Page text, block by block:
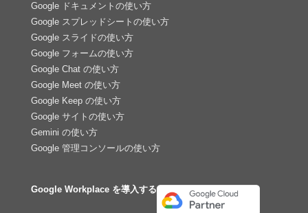
Google ドキュメントの使い方
Google スプレッドシートの使い方
Google スライドの使い方
Google フォームの使い方
Google Chat の使い方
Google Meet の使い方
Google Keep の使い方
Google サイトの使い方
Gemini の使い方
Google 管理コンソールの使い方
Google Workplace を導入する